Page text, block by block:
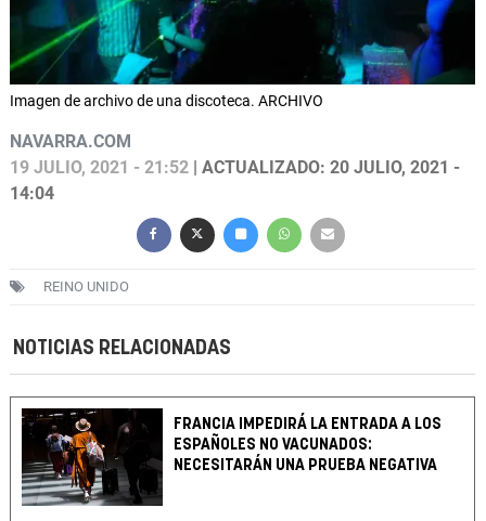
Imagen de archivo de una discoteca. ARCHIVO
NAVARRA.COM
19 JULIO, 2021 - 21:52 | ACTUALIZADO: 20 JULIO, 2021 -
14:04
REINO UNIDO
NOTICIAS RELACIONADAS
FRANCIA IMPEDIRÁ LA ENTRADA A LOS
ESPAÑOLES NO VACUNADOS:
NECESITARÁN UNA PRUEBA NEGATIVA